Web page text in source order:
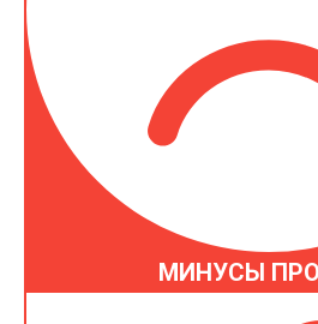
МИНУСЫ